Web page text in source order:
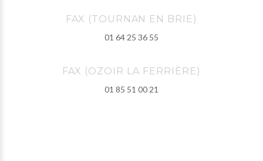
FAX (TOURNAN EN BRIE)
01 64 25 36 55
FAX (OZOIR LA FERRIÈRE)
01 85 51 00 21